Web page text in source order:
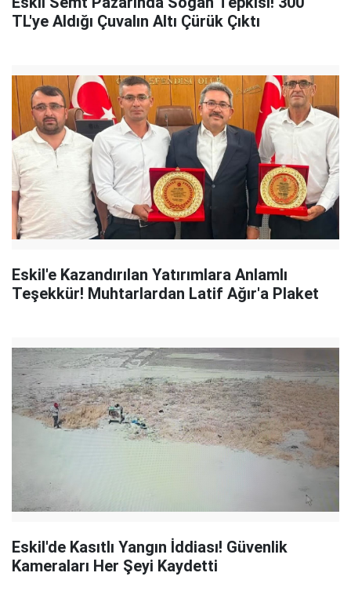
TL'ye Aldığı Çuvalın Altı Çürük Çıktı
Eskil'e Kazandırılan Yatırımlara Anlamlı
Teşekkür! Muhtarlardan Latif Ağır'a Plaket
Eskil'de Kasıtlı Yangın İddiası! Güvenlik
Kameraları Her Şeyi Kaydetti